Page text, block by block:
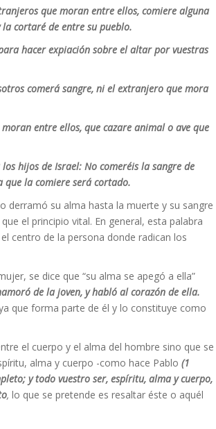
que moran entre ellos, comiere alguna
cortaré de entre su pueblo.
hacer expiación sobre el altar por vuestras
comerá sangre, ni el extranjero que mora
entre ellos, que cazare animal o ave que
hijos de Israel: No comeréis la sangre de
que la comiere será cortado.
derramó su alma hasta la muerte y su sangre
el principio vital. En general, esta palabra
centro de la persona donde radican los
se dice que “su alma se apegó a ella”
de la joven, y habló al corazón de ella.
que forma parte de él y lo constituye como
el cuerpo y el alma del hombre sino que se
alma y cuerpo -como hace Pablo (1
y todo vuestro ser, espíritu, alma y cuerpo,
, lo que se pretende es resaltar éste o aquél